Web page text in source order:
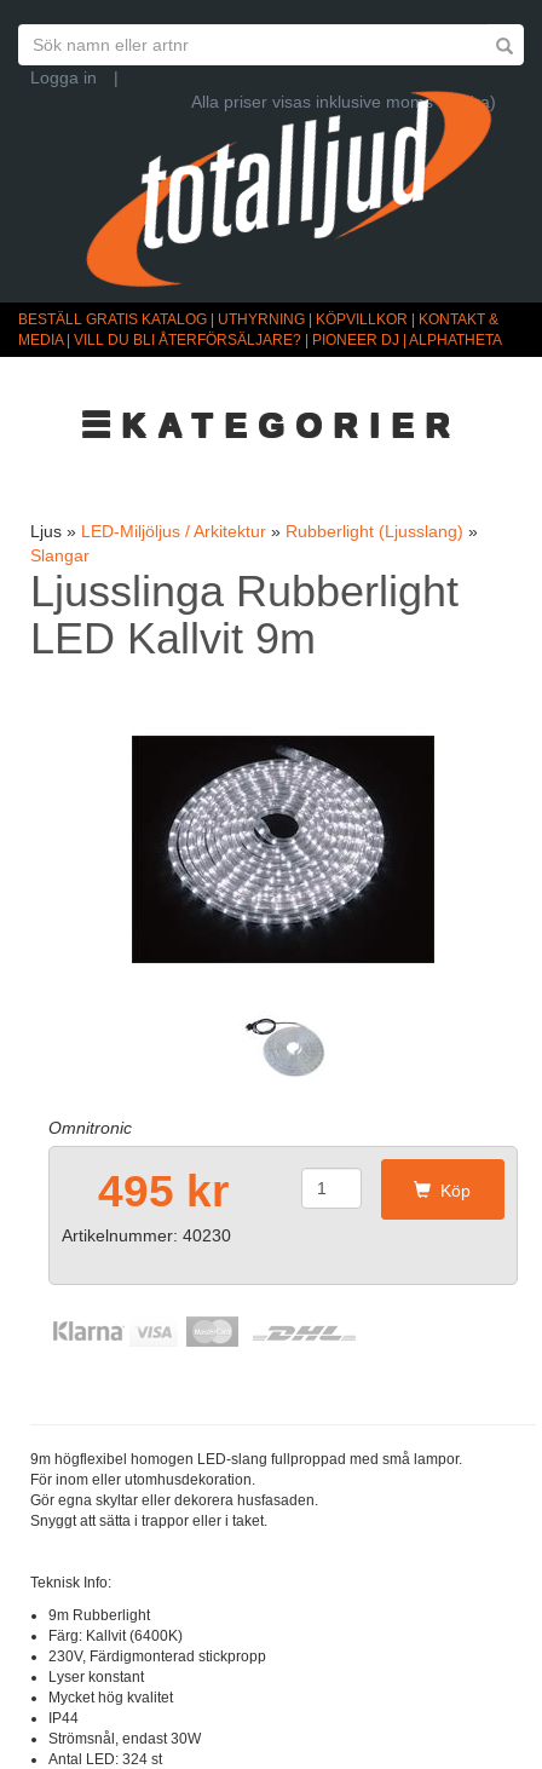
Logga in
|
Alla priser visas inklusive moms (Ändra)
BESTÄLL GRATIS KATALOG UTHYRNING KÖPVILLKOR
KONTAKT &
MEDIA| VILL DU BLI ÅTERFÖRSÄLJARE? PIONEER DJ | ALPHATHETA
☰KATEGORIER
Ljus » LED-Miljöljus / Arkitektur » Rubberlight (Ljusslang) »
Slangar
Ljusslinga Rubberlight
LED Kallvit 9m
Omnitronic
495 kr Köp
Artikelnummer: 40230
9m högflexibel homogen LED-slang fullproppad med små lampor.
För inom eller utomhusdekoration.
Gör egna skyltar eller dekorera husfasaden.
Snyggt att sätta i trappor eller i taket.
Teknisk Info:
9m Rubberlight
Färg: Kallvit (6400K)
230V, Färdigmonterad stickpropp
Lyser konstant
Mycket hög kvalitet
IP44
Strömsnål, endast 30W
Antal LED: 324 st